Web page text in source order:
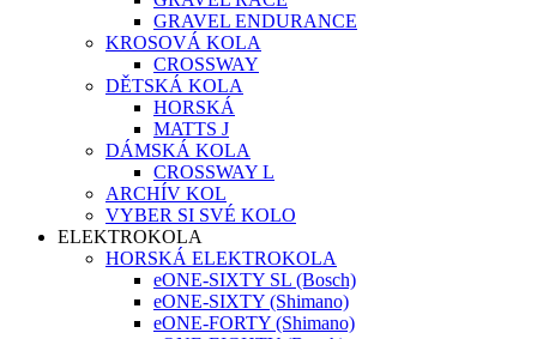
GRAVEL ENDURANCE
KROSOVÁ KOLA
CROSSWAY
DĚTSKÁ KOLA
HORSKÁ
MATTS J
DÁMSKÁ KOLA
CROSSWAY L
ARCHÍV KOL
VYBER SI SVÉ KOLO
ELEKTROKOLA
HORSKÁ ELEKTROKOLA
eONE-SIXTY SL (Bosch)
eONE-SIXTY (Shimano)
eONE-FORTY (Shimano)